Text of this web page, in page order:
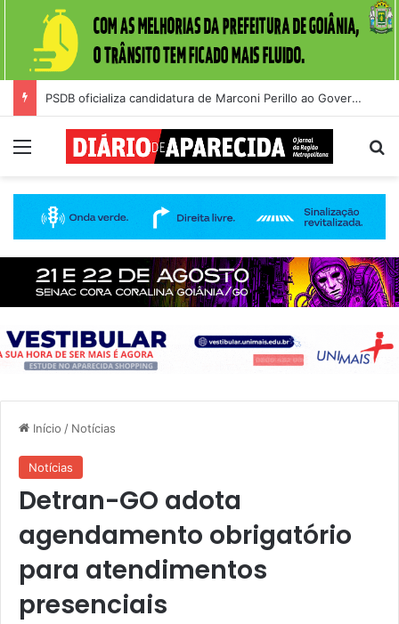
PSDB oficializa candidatura de Marconi Perillo ao Governo de Goiás durante convenção na Alego
Menu
Início / Notícias
Notícias
Detran-GO adota
agendamento obrigatório
para atendimentos
presenciais